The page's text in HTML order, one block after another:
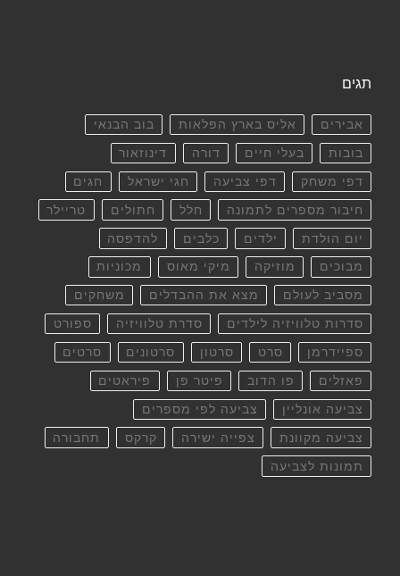
תגים
אבירים אליס בארץ הפלאות בוב הבנאי
בובות בעלי חיים דורה דינוזאור
דפי משחק דפי צביעה חגי ישראל חגים
חיבור מספרים לתמונה חלל חתולים טריילר
יום הולדת ילדים כלבים להדפסה
מבוכים מוזיקה מיקי מאוס מכוניות
מסביב לעולם מצא את ההבדלים משחקים
סדרות טלוויזיה לילדים סדרת טלוויזיה ספורט
ספיידרמן סרט סרטון סרטונים סרטים
פאזלים פו הדוב פיטר פן פיראטים
צביעה אונליין צביעה לפי מספרים
צביעה מקוונת צפייה ישירה קרקס תחבורה
תמונות לצביעה